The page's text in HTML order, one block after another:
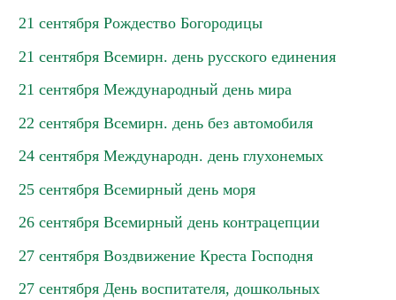
21 сентября Рождество Богородицы
21 сентября Всемирн. день русского единения
21 сентября Международный день мира
22 сентября Всемирн. день без автомобиля
24 сентября Международн. день глухонемых
25 сентября Всемирный день моря
26 сентября Всемирный день контрацепции
27 сентября Воздвижение Креста Господня
27 сентября День воспитателя, дошкольных